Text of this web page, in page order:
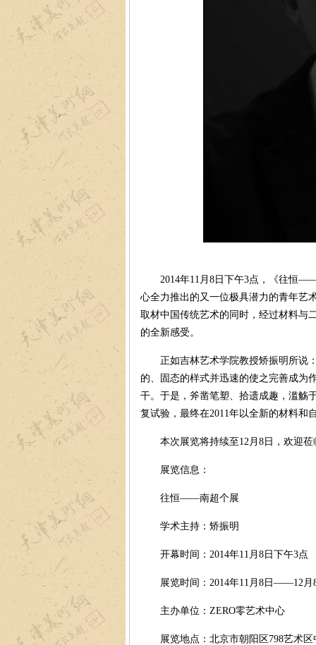
2014年11月8日下午3点，《往恒——
心全力推出的又一位极具潜力的青年艺
取材中国传统艺术的同时，经过材料与
的全新感受。
正如吉林艺术学院教授矫振明所说：
的、固态的样式并迅速的使之完善成为
干。于是，斧凿笔塑、拾遗成趣，滥觞
复试验，最终在2011年以全新的材料和
本次展览将持续至12月8日，欢迎莅
展览信息：
往恒——南超个展
学术主持：矫振明
开幕时间：2014年11月8日下午3点
展览时间：2014年11月8日——12月
主办单位：ZERO零艺术中心
展览地点：北京市朝阳区798艺术区